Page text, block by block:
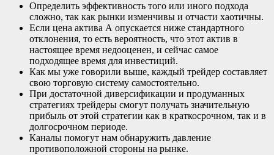
Определить эффективность того или иного подхода
сложно, так как рынки изменчивы и отчасти хаотичны.
Если цена актива А опускается ниже стандартного
отклонения, то есть вероятность, что этот актив в
настоящее время недооценен, и сейчас самое
подходящее время для инвестиций.
Как мы уже говорили выше, каждый трейдер составляет
свою торговую систему самостоятельно.
При достаточной диверсификации и продуманных
стратегиях трейдеры смогут получать значительную
прибыль от этой стратегии как в краткосрочном, так и в
долгосрочном периоде.
Каналы помогут нам обнаружить давление
противоположной стороны на рынке.